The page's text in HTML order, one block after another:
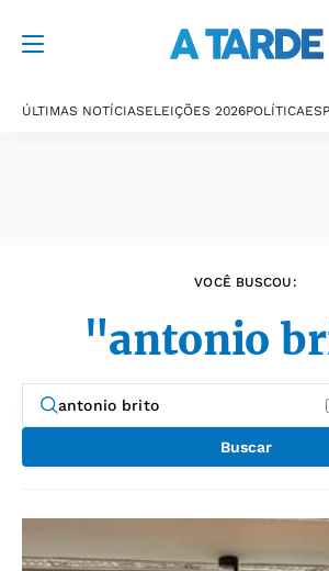
ÚLTIMAS NOTÍCIASELEIÇÕES 2026POLÍTICA
VOCÊ BUSCOU:
"antonio
Buscar